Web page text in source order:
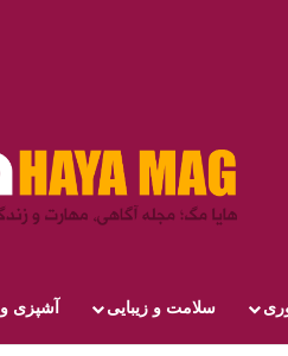
سلامت و زیبایی آشپزی